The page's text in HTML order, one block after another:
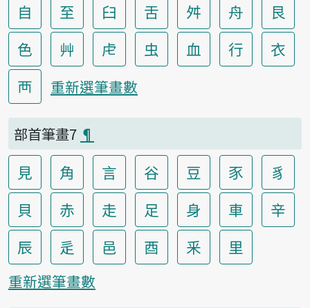
自
至 臼 舌 舛 舟
艮
色
艸 虍 虫 血 行
衣
襾
重新選筆畫數
部首筆畫7 ¶
見 角 言 谷 豆 豕
豸
貝
赤 走 足 身 車
辛
辰
辵 邑 酉 釆 里
重新選筆畫數